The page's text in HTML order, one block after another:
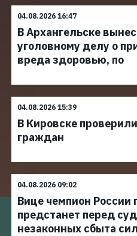
04.08.2026 16:47
В Архангельске
уголовному делу о
вреда здоровью, по
04.08.2026 15:39
В Кировске
граждан
04.08.2026 09:02
Вице чемпион России
предстанет перед
незаконных сбыта